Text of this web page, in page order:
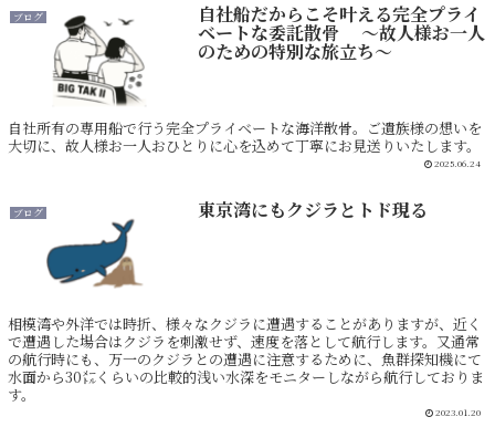
ブログ 自社船だからこそ叶える完全プライ
ベートな委託散骨 ～故人様お一人
のための特別な旅立ち～
自社所有の専用船で行う完全プライベートな海洋散骨。ご遺族様の想いを
大切に、故人様お一人おひとりに心を込めて丁寧にお見送りいたします。
2025.06.24
ブログ 東京湾にもクジラとトド現る
相模湾や外洋では時折、様々なクジラに遭遇することがありますが、近く
で遭遇した場合はクジラを刺激せず、速度を落として航行します。又通常
の航行時にも、万一のクジラとの遭遇に注意するために、魚群探知機にて
水面から30㍍くらいの比較的浅い水深をモニターしながら航行しておりま
す。
2023.01.20